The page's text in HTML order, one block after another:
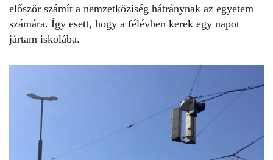
először számít a nemzetköziség hátránynak az egyetem
számára. Így esett, hogy a félévben kerek egy napot
jártam iskolába.